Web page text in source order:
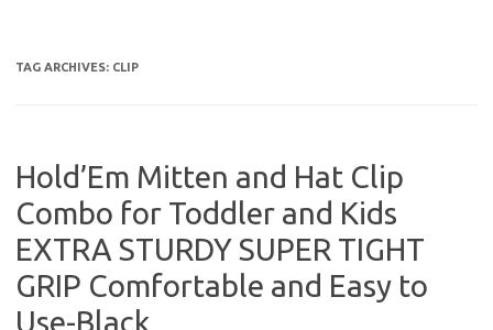
TAG ARCHIVES: CLIP
Hold’Em Mitten and Hat Clip
Combo for Toddler and Kids
EXTRA STURDY SUPER TIGHT
GRIP Comfortable and Easy to
Use-Black